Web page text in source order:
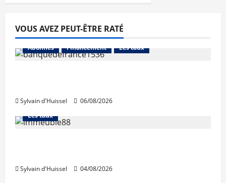
VOUS AVEZ PEUT-ÊTRE RATÉ
Abonnés Financement Les taux
Sylvain d'Huissel 06/08/2026
Abonnés Financement
Les taux
Sylvain d'Huissel
04/08/2026